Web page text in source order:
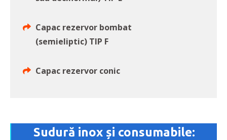
Capac rezervor bombat
(semieliptic) TIP F
Capac rezervor conic
Sudură inox și consumabile: